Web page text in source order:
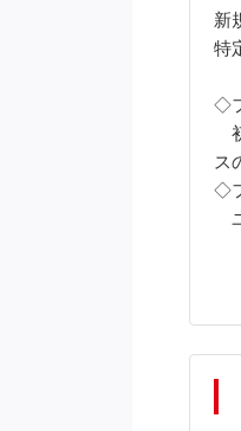
新
特
◇
ス
◇
◇
◇
◇